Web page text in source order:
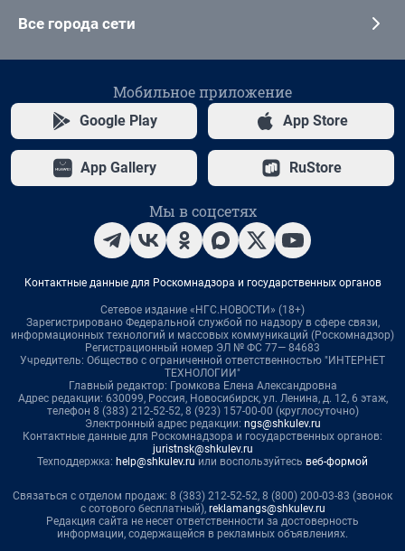
Все города сети
Мобильное приложение
Google Play App Store
App Gallery RuStore
Мы в соцсетях
Контактные данные для Роскомнадзора и государственных органов
Сетевое издание «НГС.НОВОСТИ» (18+)
Зарегистрировано Федеральной службой по надзору в сфере связи,
информационных технологий и массовых коммуникаций (Роскомнадзор)
Регистрационный номер ЭЛ № ФС 77— 84683
Учредитель: Общество с ограниченной ответственностью "ИНТЕРНЕТ
ТЕХНОЛОГИИ"
Главный редактор: Громкова Елена Александровна
Адрес редакции: 630099, Россия, Новосибирск, ул. Ленина, д. 12, 6 этаж,
телефон 8 (383) 212-52-52, 8 (923) 157-00-00 (круглосуточно)
Электронный адрес редакции: ngs@shkulev.ru
Контактные данные для Роскомнадзора и государственных органов:
juristnsk@shkulev.ru
Техподдержка: help@shkulev.ru или воспользуйтесь веб-формой
Связаться с отделом продаж: 8 (383) 212-52-52, 8 (800) 200-03-83 (звонок
с сотового бесплатный), reklamangs@shkulev.ru
Редакция сайта не несет ответственности за достоверность
информации, содержащейся в рекламных объявлениях.